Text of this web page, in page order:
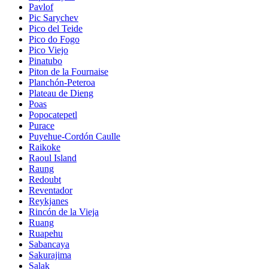
Pavlof
Pic Sarychev
Pico del Teide
Pico do Fogo
Pico Viejo
Pinatubo
Piton de la Fournaise
Planchón-Peteroa
Plateau de Dieng
Poas
Popocatepetl
Purace
Puyehue-Cordón Caulle
Raikoke
Raoul Island
Raung
Redoubt
Reventador
Reykjanes
Rincón de la Vieja
Ruang
Ruapehu
Sabancaya
Sakurajima
Salak